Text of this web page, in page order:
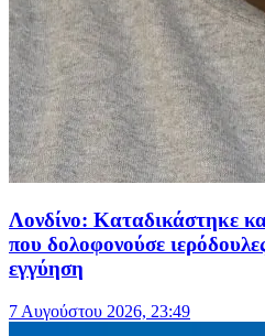
Λονδίνο: Καταδικάστηκε
που δολοφονούσε
εγγύηση
7 Αυγούστου 2026, 23:49